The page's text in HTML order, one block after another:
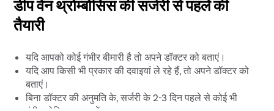
डीप वेन थ्रोम्बोसिस की सर्जरी से पहले की
तैयारी
यदि आपको कोई गंभीर बीमारी है तो अपने डॉक्टर को बताएं।
यदि आप किसी भी प्रकार की दवाइयां ले रहे हैं, तो अपने डॉक्टर को
बताएं।
बिना डॉक्टर की अनुमति के, सर्जरी के 2-3 दिन पहले से कोई भी